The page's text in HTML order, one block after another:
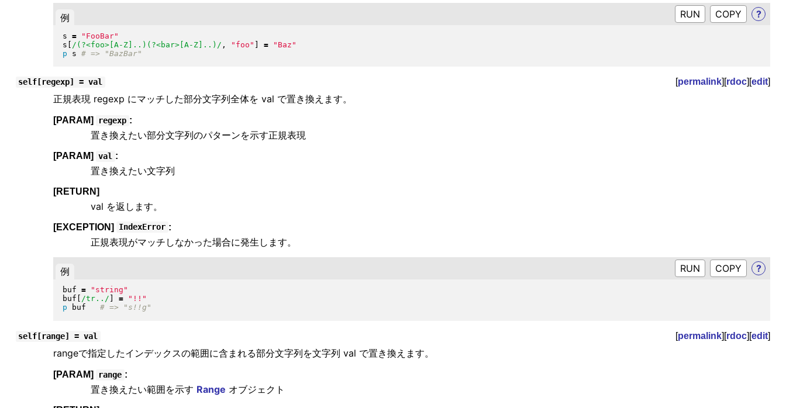
例 RUN ?
s = " FooBar"
s [ /(?<foo>[A-Z]..)(?<bar>[A-Z]..)/ , " foo " ] = " Baz "
p s
self[regexp] = val permalink rdoc ][edit
正規表現 regexp にマッチした部分文字列全体を val で置き換えます。
[PARAM] regexp :
置き換えたい部分文字列のパターンを示す正規表現
[PARAM] val :
置き換えたい文字列
[RETURN]
val を返します。
[EXCEPTION] IndexError :
正規表現がマッチしなかった場合に発生します。
例 RUN ?
buf = " string "
buf
/tr../ = " !! "
p buf
self[range] = val [permalink][rdoc][edit]
rangeで指定したインデックスの範囲に含まれる部分文字列を文字列 val で置き換えます。
[PARAM] range :
置き換えたい範囲を示す Range オブジェクト